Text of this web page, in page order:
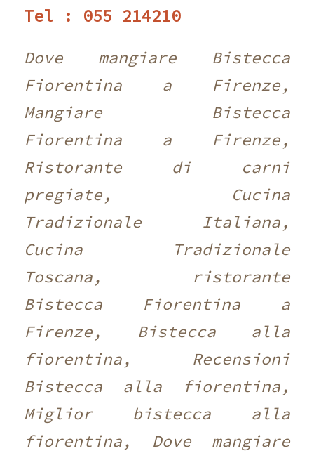
Tel : 055 214210 ‎
Dove mangiare Bistecca
Fiorentina a Firenze,
Mangiare Bistecca
Fiorentina a Firenze,
Ristorante di carni
pregiate, Cucina
Tradizionale Italiana,
Cucina Tradizionale
Toscana, ristorante
Bistecca Fiorentina a
Firenze, Bistecca alla
fiorentina, Recensioni
Bistecca alla fiorentina,
Miglior bistecca alla
fiorentina, Dove mangiare